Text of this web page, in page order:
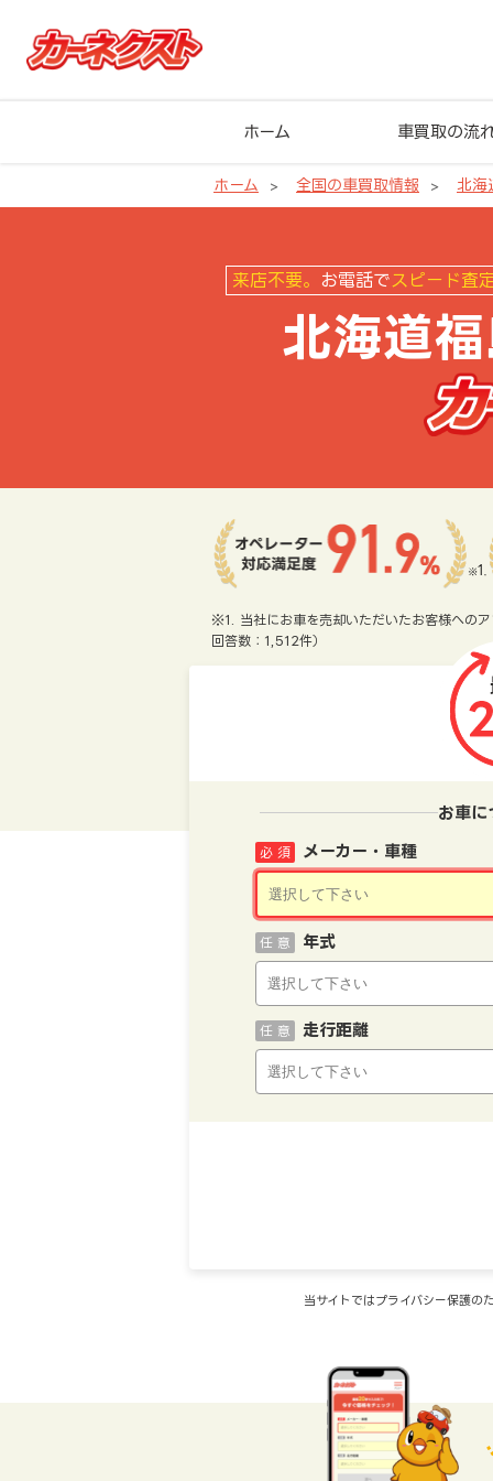
ホーム 車買取の流
ホーム 全国の車買取情報 北海
来店不要。 お電話で スピード査
北海道
※1. 当社にお車を売却いただいたお客様への
回答数：1,512件）
お車に
メーカー・車種
必 須
年式
任 意
走行距離
任 意
当サイトではプライバシー保護の